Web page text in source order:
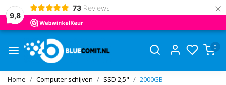
9,8
73 Reviews ×
0
Home Computer schijven SSD 2,5" 2000GB